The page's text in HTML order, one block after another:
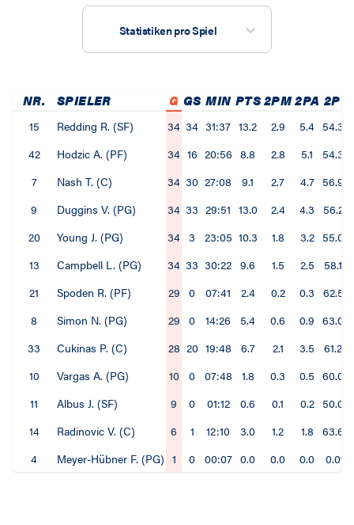
Statistiken pro Spiel
NR. SPIELER G GS MIN PTS2PM2PA 2P%
15 Redding R. (SF) 34 34 31:37 13.2 2.9 5.4 54.3%
42
Hodzic A. (PF) 34 16 20:56 8.8 2.8 5.1
54.3%
7
Nash T. (C) 34 30 27:08 9.1 2.7 4.7 56.9%
9
Duggins V. (PG) 34 33 29:51 13.0 2.4 4.3
56.2%
20
Young J. (PG) 34 3 23:05 10.3 1.8 3.2 55.0%
13
Campbell L. (PG) 34 33 30:22 9.6 1.5 2.5
58.1%
21
Spoden R. (PF) 29 0 07:41 2.4 0.2 0.3 62.5%
8
Simon N. (PG) 29 0 14:26 5.4 0.6 0.9 63.0%
33
Cukinas P. (C) 28 20 19:48 6.7 2.1 3.5
61.2%
10
Vargas A. (PG) 10 0 07:48 1.8 0.3 0.5 60.0%
11
Albus J. (SF) 9 0 01:12 0.6 0.1 0.2 50.0%
14
Radinovic V. (C) 6 1 12:10 3.0 1.2 1.8
63.6%
4
Meyer-Hübner F. (PG) 1 0 00:07 0.0 0.0 0.0 0.0%